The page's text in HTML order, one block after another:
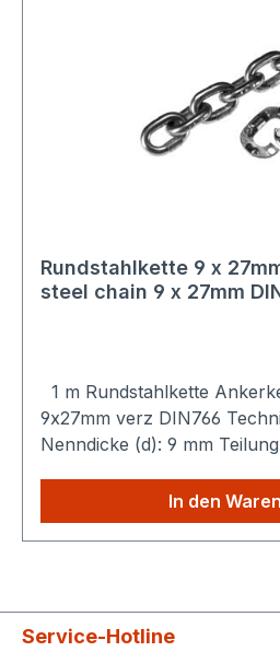
Rundstahlkette 9 x
steel chain 9 x 27mm
9x27mm verz DIN766
Nenndicke (d): 9 mm
40,5 kN Sparen Sie
viele Produkte Sie aus
In den
Service-Hotline